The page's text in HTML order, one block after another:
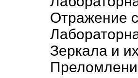
Отражение
Зеркала и